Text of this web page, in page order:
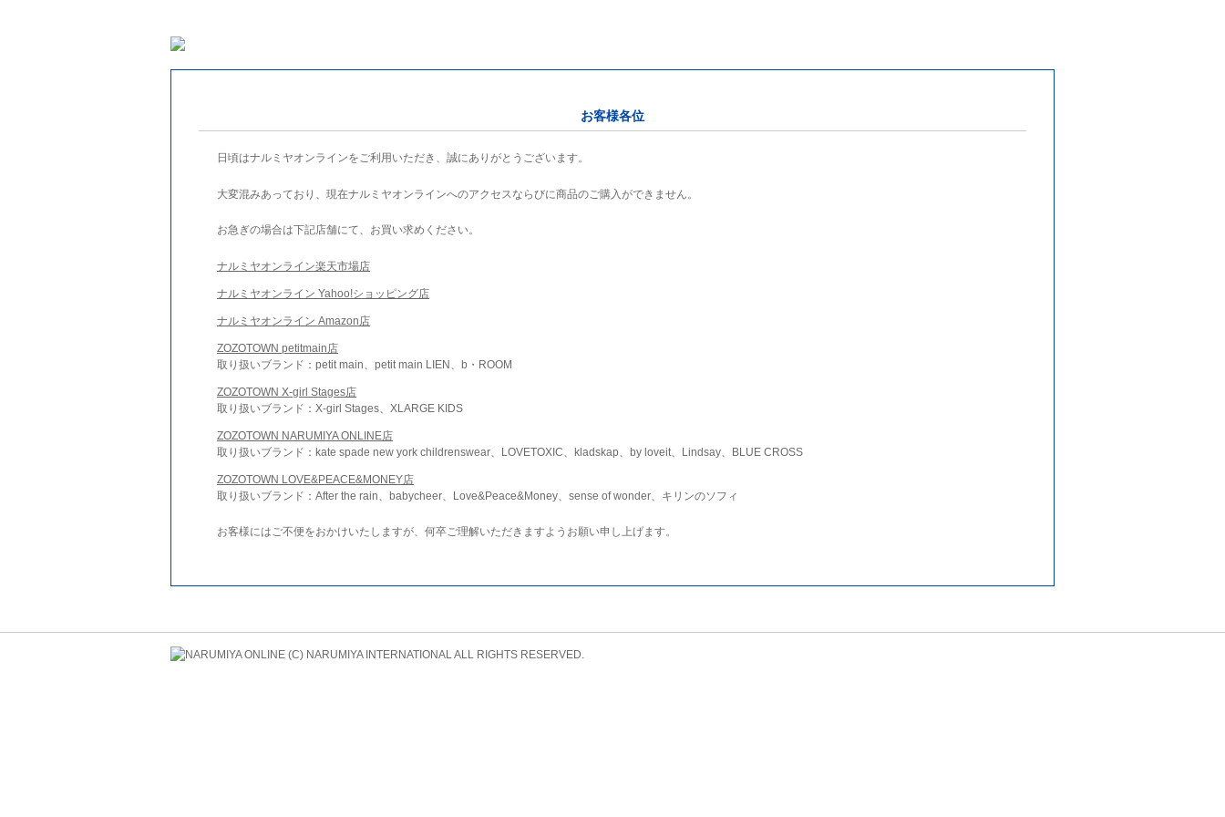
お客様各位
日頃はナルミヤオンラインをご利用いただき、誠にありがとうございます。
大変混みあっており、現在ナルミヤオンラインへのアクセスならびに商品のご購入ができません。
お急ぎの場合は下記店舗にて、お買い求めください。
ナルミヤオンライン楽天市場店
ナルミヤオンライン Yahoo!ショッピング店
ナルミヤオンライン Amazon店
ZOZOTOWN petitmain店
取り扱いブランド：petit main、petit main LIEN、b・ROOM
ZOZOTOWN X-girl Stages店
取り扱いブランド：X-girl Stages、XLARGE KIDS
ZOZOTOWN NARUMIYA ONLINE店
取り扱いブランド：kate spade new york childrenswear、LOVETOXIC、kladskap、by loveit、Lindsay、BLUE CROSS
ZOZOTOWN LOVE&PEACE&MONEY店
取り扱いブランド：After the rain、babycheer、Love&Peace&Money、sense of wonder、キリンのソフィ
お客様にはご不便をおかけいたしますが、何卒ご理解いただきますようお願い申し上げます。